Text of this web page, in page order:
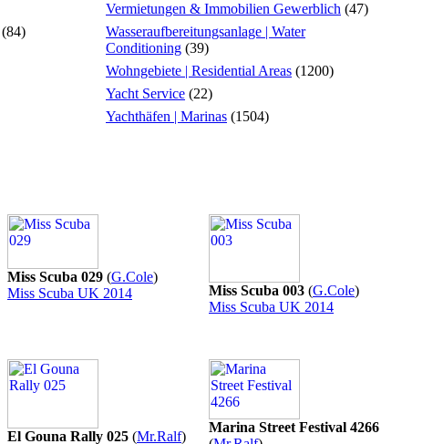
(84)
Vermietungen & Immobilien Gewerblich (47)
Wasseraufbereitungsanlage | Water
Conditioning (39)
Wohngebiete | Residential Areas (1200)
Yacht Service (22)
Yachthäfen | Marinas (1504)
Miss Scuba 029 (G.Cole)
Miss Scuba UK 2014
Miss Scuba 003 (G.Cole)
Miss Scuba UK 2014
El Gouna Rally 025 (Mr.Ralf)
Marina Street Festival 4266